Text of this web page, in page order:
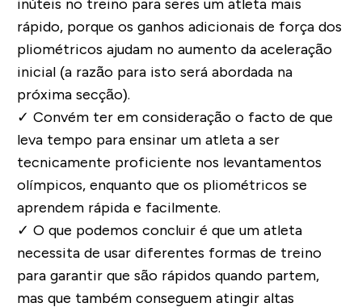
inúteis no treino para seres um atleta mais
rápido, porque os ganhos adicionais de força dos
pliométricos ajudam no aumento da aceleração
inicial (a razão para isto será abordada na
próxima secção).
✓ Convém ter em consideração o facto de que
leva tempo para ensinar um atleta a ser
tecnicamente proficiente nos levantamentos
olímpicos, enquanto que os pliométricos se
aprendem rápida e facilmente.
✓ O que podemos concluir é que um atleta
necessita de usar diferentes formas de treino
para garantir que são rápidos quando partem,
mas que também conseguem atingir altas